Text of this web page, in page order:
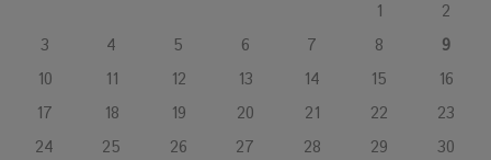
l’avenir de la montagne française
La Femme de Ménage : Plongez dans le thriller
psychologique qui a conquis le monde !
1
2
3
4 5 6 7 8
9
10
11 12 13 14 15
16
17
18 19 20 21 22
23
24
25 26 27 28 29
30